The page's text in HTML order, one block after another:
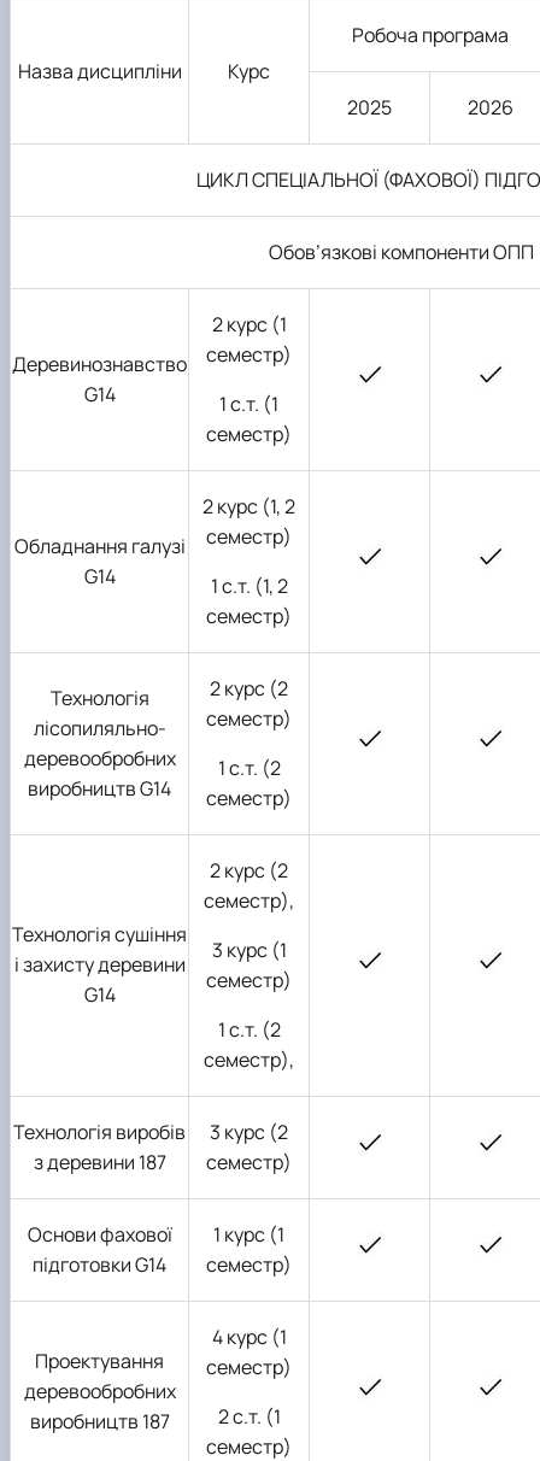
Назва дисципліни Курс
Робоча програма
2025 2026
ЦИКЛ СПЕЦІАЛЬНОЇ (ФАХОВОЇ)
Обов’язкові компоненти ОПП
Деревинознавство
G14
2 курс (1
семестр)
1 с.т. (1
семестр)
Обладнання галузі
G14
2 курс (1, 2
семестр)
1 с.т. (1, 2
семестр)
Технологія
лісопиляльно-
деревообробних
виробництвG14
2 курс (2
семестр)
1 с.т. (2
семестр)
Технологія сушіння
і захисту деревини
G14
2 курс (2
семестр),
3 курс (1
семестр)
1 с.т. (2
семестр),
Технологія виробів
з деревини 187
3 курс (2
семестр)
Основи фахової
підготовкиG14
1 курс (1
семестр)
Проектування
деревообробних
виробництв 187
4 курс (1
семестр)
2 с.т. (1
семестр)